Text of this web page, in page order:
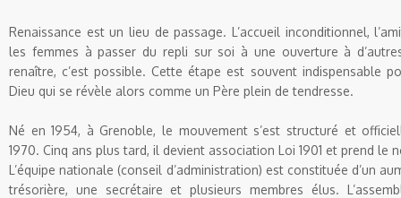
Renaissance est un lieu de passage. L’accueil inconditionnel,
les femmes à passer du repli sur soi à une ouverture à
renaître, c’est possible. Cette étape est souvent indispensable
Dieu qui se révèle alors comme un Père plein de tendresse.
Né en 1954, àGrenoble, le mouvement s’est structuré et
1970. Cinq ans plus tard, il devient association Loi 1901 et prend le
L’équipe nationale (conseil d’administration) est constituée d’un
trésorière, une secrétaire et plusieurs membres élus.